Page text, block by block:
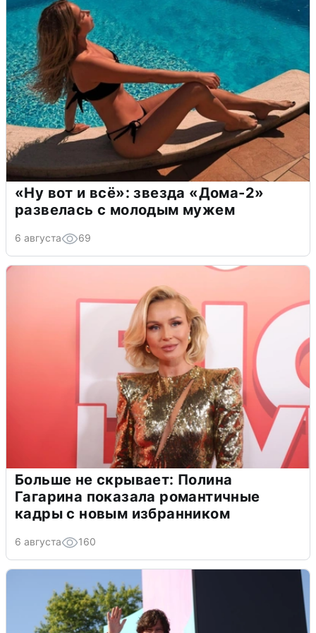
«Ну вот и всё»: звезда «Дома-2»
развелась с молодым мужем
6 августа 69
Больше не скрывает: Полина
Гагарина показала романтичные
кадры с новым избранником
6 августа 160